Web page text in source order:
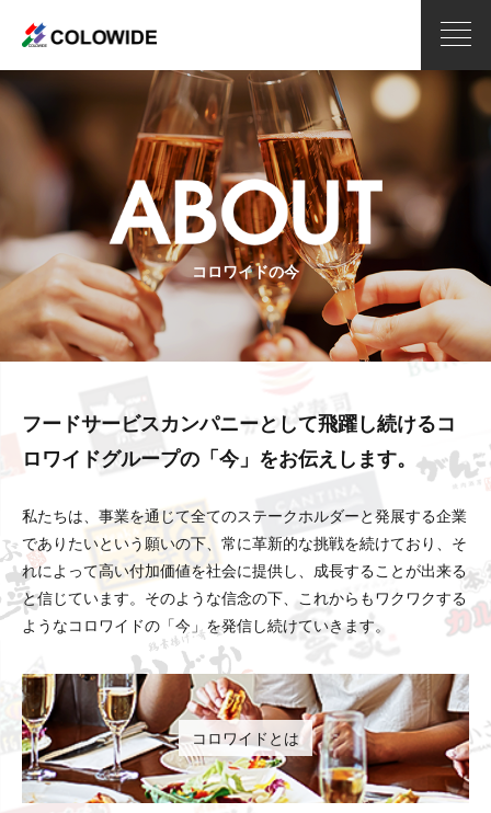
コロワイドの今
フードサービスカンパニーとして飛躍し続けるコ
ロワイドグループの「今」をお伝えします。
私たちは、事業を通じて全てのステークホルダーと発展する企業
でありたいという願いの下、常に革新的な挑戦を続けており、そ
れによって高い付加価値を社会に提供し、成長することが出来る
と信じています。そのような信念の下、これからもワクワクする
ようなコロワイドの「今」を発信し続けていきます。
コロワイドとは